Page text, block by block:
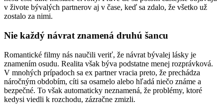
v živote bývalých partnerov aj v čase, keď sa zdalo, že všetko už
zostalo za nimi.
Nie každý návrat znamená druhú šancu
Romantické filmy nás naučili veriť, že návrat bývalej lásky je
znamením osudu. Realita však býva podstatne menej rozprávková.
V mnohých prípadoch sa ex partner vracia preto, že prechádza
náročným obdobím, cíti sa osamelo alebo hľadá niečo známe a
bezpečné. To však automaticky neznamená, že problémy, ktoré
kedysi viedli k rozchodu, zázračne zmizli.